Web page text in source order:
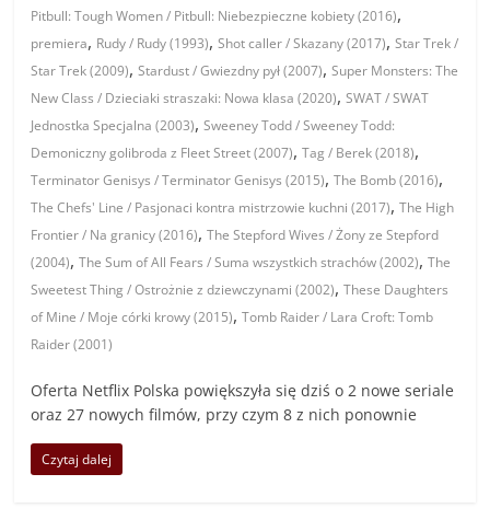
Pitbull: Tough Women / Pitbull: Niebezpieczne kobiety (2016),
premiera, Rudy / Rudy (1993),Shot caller / Skazany (2017),Star Trek /
Star Trek (2009),Stardust / Gwiezdny pył (2007),Super Monsters: The
New Class / Dzieciaki straszaki: Nowa klasa (2020),SWAT / SWAT
Jednostka Specjalna (2003),Sweeney Todd / Sweeney Todd:
Demoniczny golibroda z Fleet Street (2007),Tag / Berek (2018),
Terminator Genisys / Terminator Genisys (2015),The Bomb (2016),
The Chefs' Line / Pasjonaci kontra mistrzowie kuchni (2017),The High
Frontier / Na granicy (2016),The Stepford Wives / Żony ze Stepford
(2004),The Sum of All Fears / Suma wszystkich strachów (2002),The
Sweetest Thing / Ostrożnie z dziewczynami (2002),These Daughters
of Mine / Moje córki krowy (2015),Tomb Raider / Lara Croft: Tomb
Raider (2001)
Oferta Netflix Polska powiększyła się dziś o 2 nowe seriale
oraz 27 nowych filmów, przy czym 8 z nich ponownie
Czytaj dalej